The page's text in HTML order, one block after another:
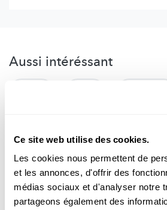
Ce site web utilise des cookies.
Les cookies nous permettent de
et les annonces, d'offrir des
médias sociaux et d'analyser notre
partageons également des
Aussi intéréssant